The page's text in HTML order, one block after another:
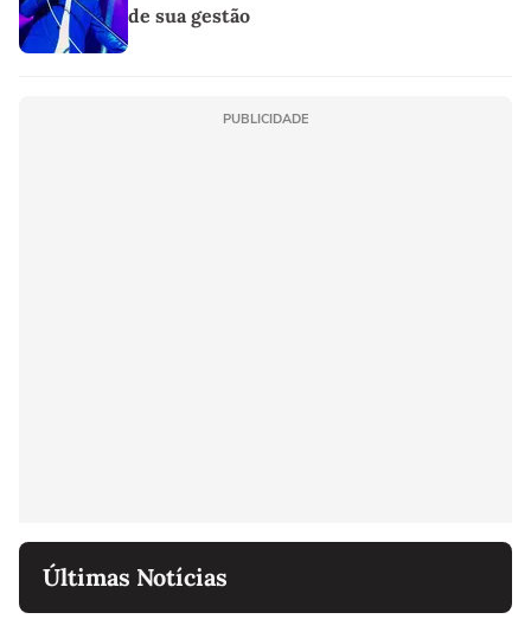
de sua gestão
PUBLICIDADE
Últimas Notícias